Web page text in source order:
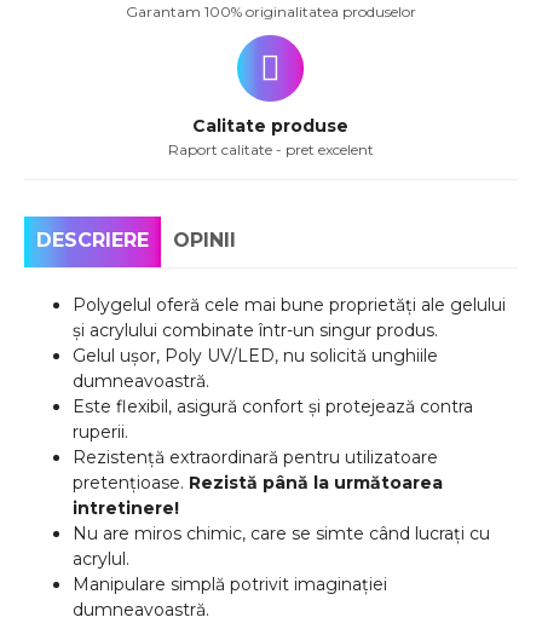
Garantam 100% originalitatea produselor
Calitate produse
Raport calitate - pret excelent
DESCRIERE OPINII
Polygelul oferă cele mai bune proprietăți ale gelului
și acrylului combinate într-un singur produs.
Gelul ușor, Poly UV/LED, nu solicită unghiile
dumneavoastră.
Este flexibil, asigură confort și protejează contra
ruperii.
Rezistență extraordinară pentru utilizatoare
pretențioase. Rezistă până la următoarea
intretinere!
Nu are miros chimic, care se simte când lucrați cu
acrylul.
Manipulare simplă potrivit imaginației
dumneavoastră.